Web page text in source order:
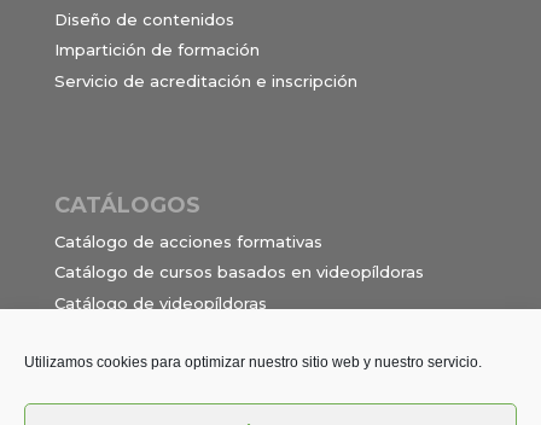
Utilizamos cookies para optimizar nuestro sitio web y nuestro servicio.
Diseño de contenidos
Impartición de formación
Servicio de acreditación e inscripción
CATÁLOGOS
Catálogo de acciones formativas
Catálogo de cursos basados en videopíldoras
Catálogo de videopíldoras
formación en alternancia